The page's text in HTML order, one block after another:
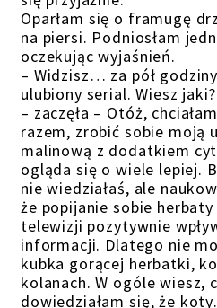
Oparłam się o framugę
na piersi. Podniosłam
oczekując wyjaśnień.
– Widzisz… za pół
ulubiony serial. Wiesz jaki?
– zaczęła – Otóż,
razem, zrobić sobie moją
malinową z dodatkiem
ogląda się o wiele lepiej.
nie wiedziałaś, ale
że popijanie sobie
telewizji pozytywnie
informacji. Dlatego nie
kubka gorącej herbatki,
kolanach. W ogóle wiesz,
dowiedziałam się, że